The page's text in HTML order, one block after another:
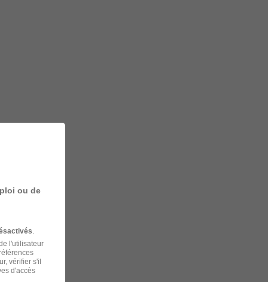
ou de
l'utilisateur
vérifier s'il
d'accès